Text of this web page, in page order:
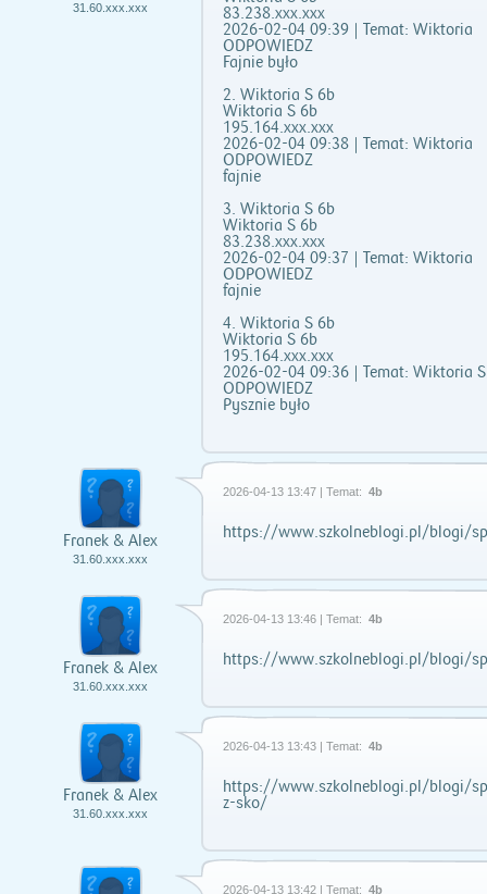
31.60.xxx.xxx
83.238.xxx.xxx
2026-02-04 09:39 | Temat: Wiktoria
ODPOWIEDZ
Fajnie było
2. Wiktoria S 6b
Wiktoria S 6b
195.164.xxx.xxx
2026-02-04 09:38 | Temat: Wiktoria
ODPOWIEDZ
fajnie
3. Wiktoria S 6b
Wiktoria S 6b
83.238.xxx.xxx
2026-02-04 09:37 | Temat: Wiktoria
ODPOWIEDZ
fajnie
4. Wiktoria S 6b
Wiktoria S 6b
195.164.xxx.xxx
2026-02-04 09:36 | Temat: Wiktoria S
ODPOWIEDZ
Pysznie było
Franek & Alex
31.60.xxx.xxx
2026-04-13 13:47 | Temat: 4b
https://www.szkolneblogi.pl/blogi/
Franek & Alex
31.60.xxx.xxx
2026-04-13 13:46 | Temat: 4b
https://www.szkolneblogi.pl/blogi/
Franek & Alex
31.60.xxx.xxx
2026-04-13 13:43 | Temat: 4b
https://www.szkolneblogi.pl/blogi/
z-sko/
2026-04-13 13:42 | Temat: 4b